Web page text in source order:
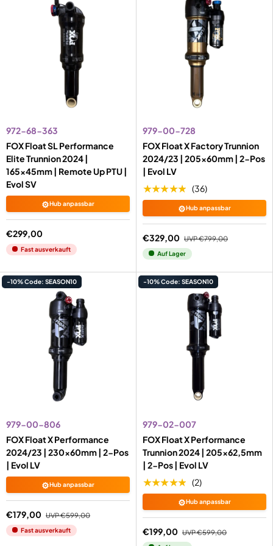
972-68-363
FOX Float SL Performance
Elite Trunnion 2024 |
165x45mm | Remote Up PTU |
Evol SV
⚙️Hub anpassbar
€299,00
Fast ausverkauft
979-00-728
FOX Float X Factory Trunnion
2024/23 | 205x60mm | 2-Pos
| Evol LV
★★★★★ (36)
⚙️Hub anpassbar
€329,00 UVP€799,00
Auf Lager
-10% Code: SEASON10
979-00-806
FOX Float X Performance
2024/23 | 230x60mm | 2-Pos
| Evol LV
⚙️Hub anpassbar
€179,00 UVP€599,00
Fast ausverkauft
-10% Code: SEASON10
979-02-007
FOX Float X Performance
Trunnion 2024 | 205x62,5mm
| 2-Pos | Evol LV
★★★★★ (2)
⚙️Hub anpassbar
€199,00 UVP€599,00